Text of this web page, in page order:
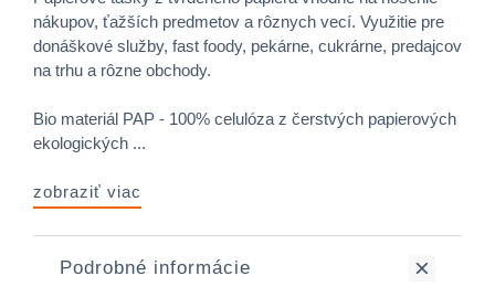
nákupov, ťažších predmetov a rôznych vecí. Využitie pre
donáškové služby, fast foody, pekárne, cukrárne, predajcov
na trhu a rôzne obchody.
Bio materiál PAP - 100% celulóza z čerstvých papierových
ekologických ...
zobraziť viac
Podrobné informácie